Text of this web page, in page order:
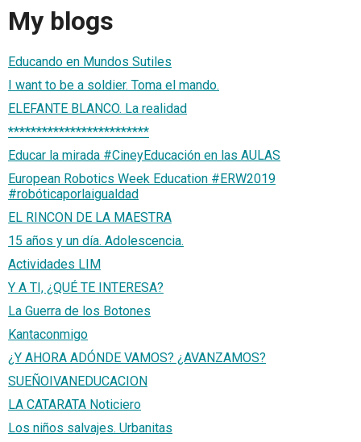
My blogs
Educando en Mundos Sutiles
I want to be a soldier. Toma el mando.
ELEFANTE BLANCO. La realidad
*************************
Educar la mirada #CineyEducación en las AULAS
European Robotics Week Education #ERW2019
#robóticaporlaigualdad
EL RINCON DE LA MAESTRA
15 años y un día. Adolescencia.
Actividades LIM
Y A TI, ¿QUÉ TE INTERESA?
La Guerra de los Botones
Kantaconmigo
¿Y AHORA ADÓNDE VAMOS? ¿AVANZAMOS?
SUEÑOIVANEDUCACION
LA CATARATA Noticiero
Los niños salvajes. Urbanitas